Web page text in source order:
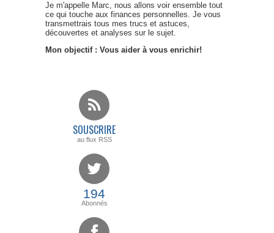
Je m'appelle Marc, nous allons voir ensemble tout
ce qui touche aux finances personnelles. Je vous
transmettrais tous mes trucs et astuces,
découvertes et analyses sur le sujet.
Mon objectif : Vous aider à vous enrichir!
SOUSCRIRE
au flux RSS
194
Abonnés